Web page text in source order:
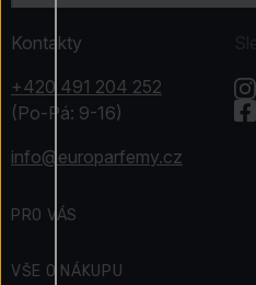
Kontakty
+420 491 204 252
(Po-Pá: 9-16)
info@europarfemy.cz
PRO VÁS
VŠE O NÁKUPU